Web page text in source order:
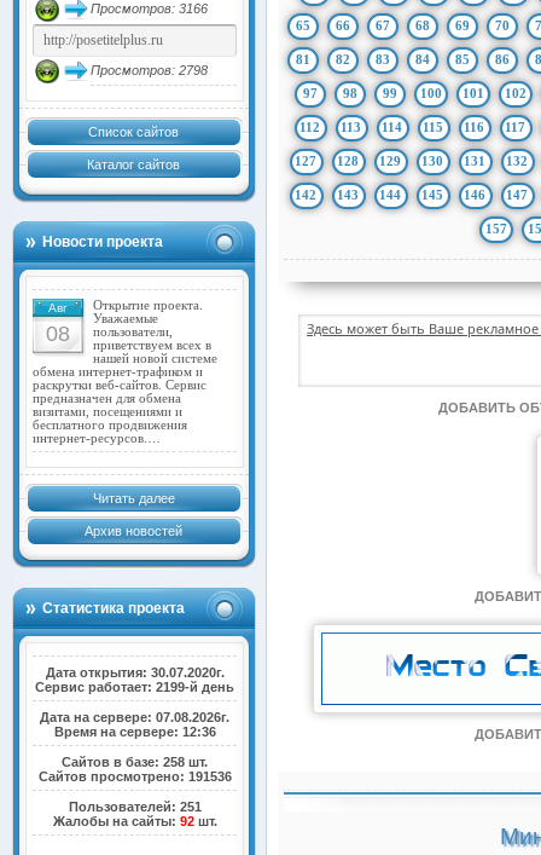
Просмотров: 3166
Просмотров: 2798
Список сайтов
Каталог сайтов
Новости проекта
Авг
08
Открытие проекта.
Уважаемые
пользователи,
приветствуем всех в
нашей новой системе
обмена интернет-трафиком и
раскрутки веб-сайтов. Сервис
предназначен для обмена
визитами, посещениями и
бесплатного продвижения
интернет-ресурсов.…
Читать далее
Архив новостей
Статистика проекта
Дата открытия: 30.07.2020г.
Сервис работает: 2199-й день
Дата на сервере: 07.08.2026г.
Время на сервере: 12:36
Сайтов в базе: 258 шт.
Сайтов просмотрено: 191536
Пользователей: 251
Жалобы на сайты: 92шт.
65 66 67 68 69 70
81 82 83 84 85 86
97 98 99 100 101 102
112 113 114 115 116 117
127 128 129 130 131 132
142 143 144 145 146 147
157
Здесь может быть Ваше
ДОБАВИТЬ